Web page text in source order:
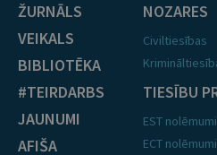
ŽURNĀLS
VEIKALS
BIBLIOTĒKA
#TEIRDARBS
JAUNUMI
AFIŠA
NOZARES
Civiltiesības
TIESĪBU
EST nolēmumi
ECT nolēmumi